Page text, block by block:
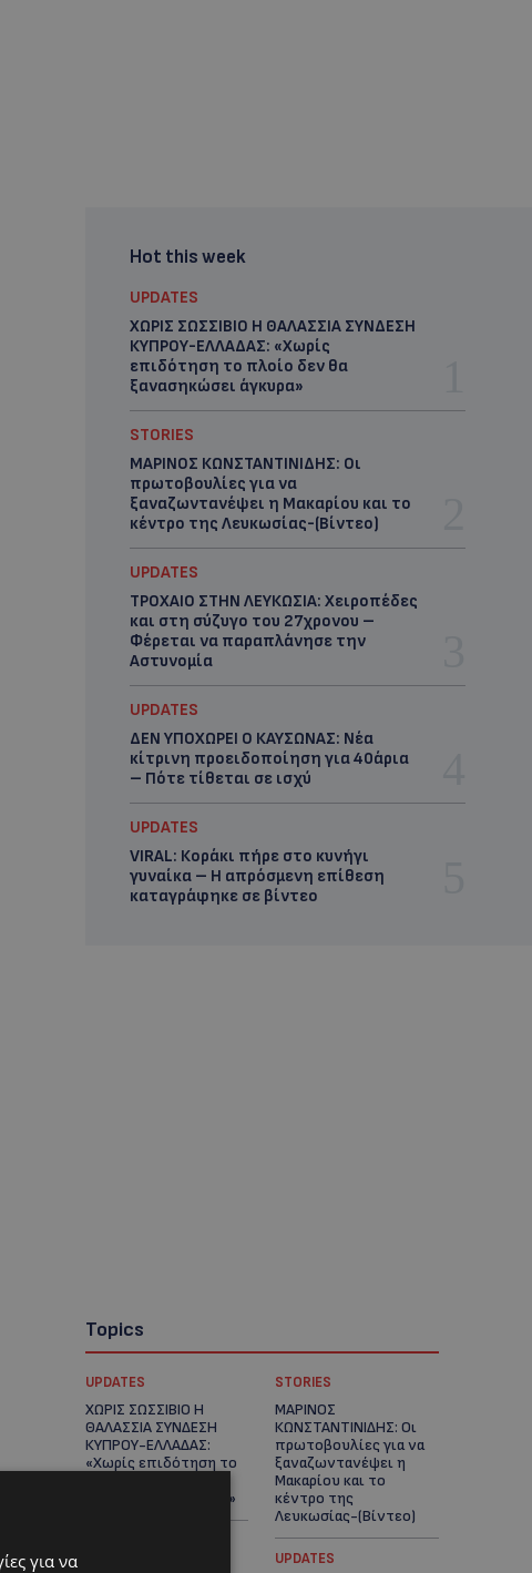
Hot this week
UPDATES
ΧΩΡΙΣ ΣΩΣΣΙΒΙΟ Η ΘΑΛΑΣΣΙΑ ΣΥΝΔΕΣΗ
ΚΥΠΡΟΥ-ΕΛΛΑΔΑΣ: «Χωρίς
επιδότηση το πλοίο δεν θα
ξανασηκώσει άγκυρα»
STORIES
ΜΑΡΙΝΟΣ ΚΩΝΣΤΑΝΤΙΝΙΔΗΣ: Οι
πρωτοβουλίες για να
ξαναζωντανέψει η Μακαρίου και το
κέντρο της Λευκωσίας-(Βίντεο)
UPDATES
ΤΡΟΧΑΙΟ ΣΤΗΝ ΛΕΥΚΩΣΙΑ: Χειροπέδες
και στη σύζυγο του 27χρονου –
Φέρεται να παραπλάνησε την
Αστυνομία
UPDATES
ΔΕΝ ΥΠΟΧΩΡΕΙ Ο ΚΑΥΣΩΝΑΣ: Νέα
κίτρινη προειδοποίηση για 40άρια
– Πότε τίθεται σε ισχύ
UPDATES
VIRAL: Κοράκι πήρε στο κυνήγι
γυναίκα – Η απρόσμενη επίθεση
καταγράφηκε σε βίντεο
Topics
UPDATES
ΧΩΡΙΣ ΣΩΣΣΙΒΙΟ Η
ΘΑΛΑΣΣΙΑ ΣΥΝΔΕΣΗ
ΚΥΠΡΟΥ-ΕΛΛΑΔΑΣ:
«Χωρίς επιδότηση το
ξανασηκώσει άγκυρα»
STORIES
ΜΑΡΙΝΟΣ
ΚΩΝΣΤΑΝΤΙΝΙΔΗΣ: Οι
πρωτοβουλίες για να
ξαναζωντανέψει η
Μακαρίου και το
κέντρο της
Λευκωσίας-(Βίντεο)
UPDATES
για να